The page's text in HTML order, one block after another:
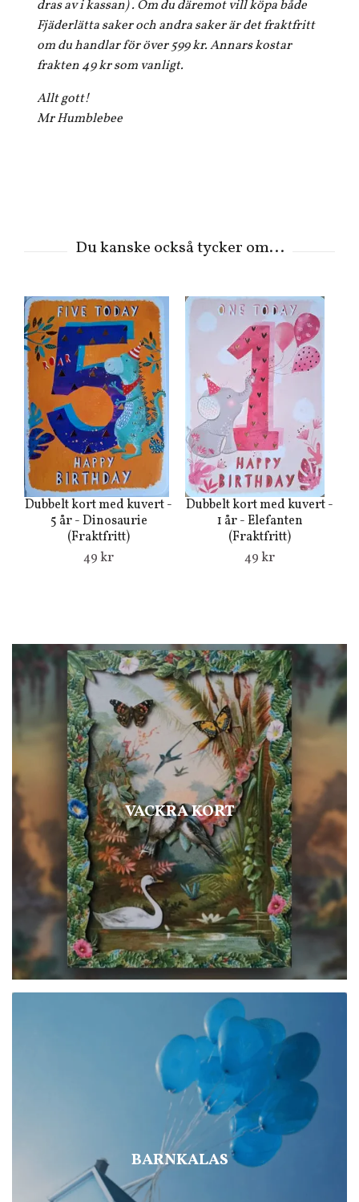
VACKRA KORT
BARNKALAS
dras av i kassan) . Om du däremot vill köpa både
Fjäderlätta saker och andra saker är det fraktfritt
om du handlar för över 599 kr. Annars kostar
frakten 49 kr som vanligt.
Allt gott!
Mr Humblebee
Dubbelt kort med kuvert -
5 år - Dinosaurie
(Fraktfritt)
49 kr
Dubbelt kort med kuvert -
1 år - Elefanten
(Fraktfritt)
49 kr